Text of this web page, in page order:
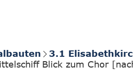
3.1
Blick zum Chor